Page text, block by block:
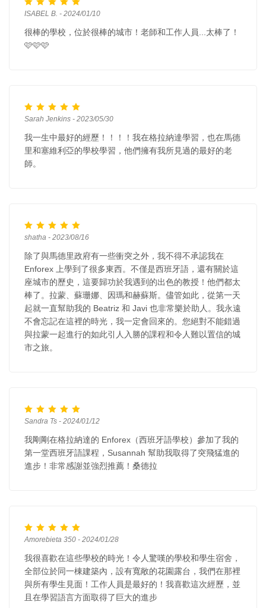
ISABEL B. - 2024/01/10
很棒的學校，位於很棒的城市！老師和工作人員...太棒了！
🩷🩷🩷
Sarah Jenkins - 2023/05/30
我一生中最好的經歷！！！！我在格拉納達學習，也在馬德
里和塞維利亞的學校學習，他們擁有我所見過的最好的老
師。
shatha - 2023/08/16
除了與馬德里政府有一些衝突之外，我不得不承認我在
Enforex 上學到了很多東西。不僅是西班牙語，還有關於這
座城市的歷史，這要歸功於我遇到的出色的教授！他們都太
棒了。拉蒙、蘇珊娜、因瑪和赫蘇斯。儘管如此，從第一天
起就一直幫助我的 Beatriz 和 Javi 也非常樂於助人。我永遠
不會忘記在這裡的時光，我一定會回來的。您絕對不能錯過
與拉蒙一起進行的如此引人入勝的課程和令人難以置信的城
市之旅。
Sandra Ts - 2024/01/12
我剛剛在格拉納達的 Enforex（西班牙語學校）參加了我的
第一堂西班牙語課程，Susannah 幫助我取得了突飛猛進的
進步！非常感謝並強烈推薦！桑德拉
Amorebieta 350 - 2024/01/28
我很喜歡在這些學校的時光！令人驚嘆的學校和學生宿舍，
全部位於同一棟建築內，設有寬敞的花園露台，我們在那裡
與所有學生見面！工作人員是最好的！我喜歡這次經歷，並
且在學習語言方面取得了巨大的進步